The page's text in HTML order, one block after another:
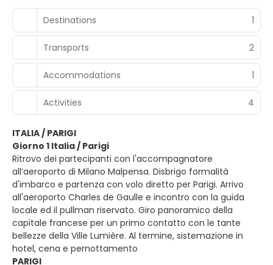
Destinations
1
Transports 2
Accommodations 1
Activities 4
ITALIA / PARIGI
Giorno 1 Italia / Parigi
Ritrovo dei partecipanti con l'accompagnatore
all’aeroporto di Milano Malpensa. Disbrigo formalità
d'imbarco e partenza con volo diretto per Parigi. Arrivo
all'aeroporto Charles de Gaulle e incontro con la guida
locale ed il pullman riservato. Giro panoramico della
capitale francese per un primo contatto con le tante
bellezze della Ville Lumière. Al termine, sistemazione in
hotel, cena e pernottamento
PARIGI